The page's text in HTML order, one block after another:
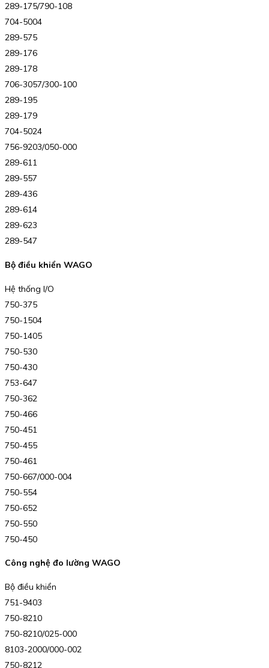
289-175/790-108
704-5004
289-575
289-176
289-178
706-3057/300-100
289-195
289-179
704-5024
756-9203/050-000
289-611
289-557
289-436
289-614
289-623
289-547
Bộ điều khiển WAGO
Hệ thống I/O
750-375
750-1504
750-1405
750-530
750-430
753-647
750-362
750-466
750-451
750-455
750-461
750-667/000-004
750-554
750-652
750-550
750-450
Công nghệ đo lường WAGO
Bộ điều khiển
751-9403
750-8210
750-8210/025-000
8103-2000/000-002
750-8212